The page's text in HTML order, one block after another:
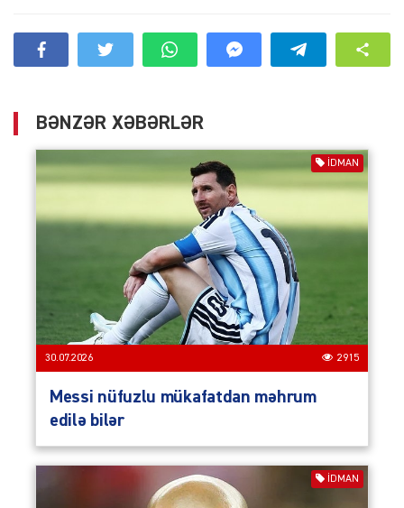
BƏNZƏR XƏBƏRLƏR
İDMAN
30.07.2026 2915
Messi nüfuzlu mükafatdan məhrum
edilə bilər
İDMAN